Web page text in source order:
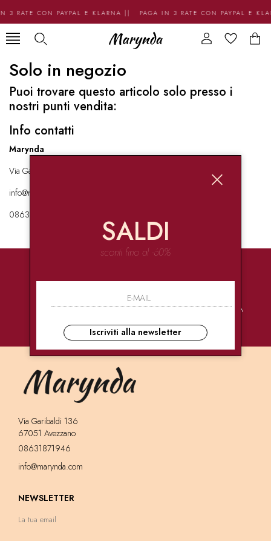
3 RATE CON PAYPAL E KLARNA || PAGA IN 3 RATE CON PAYPAL E
Solo in negozio
Puoi trovare questo articolo solo presso i
nostri punti vendita:
Info contatti
Marynda
Via Garibaldi 136 67051 Avezzano
info@marynda.com
08631871946
PAGAMENTI
CONSEGNE
ULTRA RAPIDE
ASSISTENZA
Via Garibaldi 136
67051 Avezzano
08631871946
info@marynda.com
NEWSLETTER
SALDI
sconti fino al -60%
Iscriviti alla newsletter